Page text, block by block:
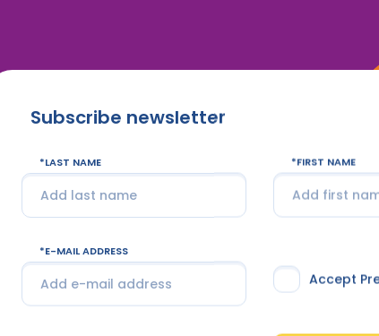
Subscribe newsletter
LAST NAME FIRST NAME
E-MAIL ADDRESS
Accept